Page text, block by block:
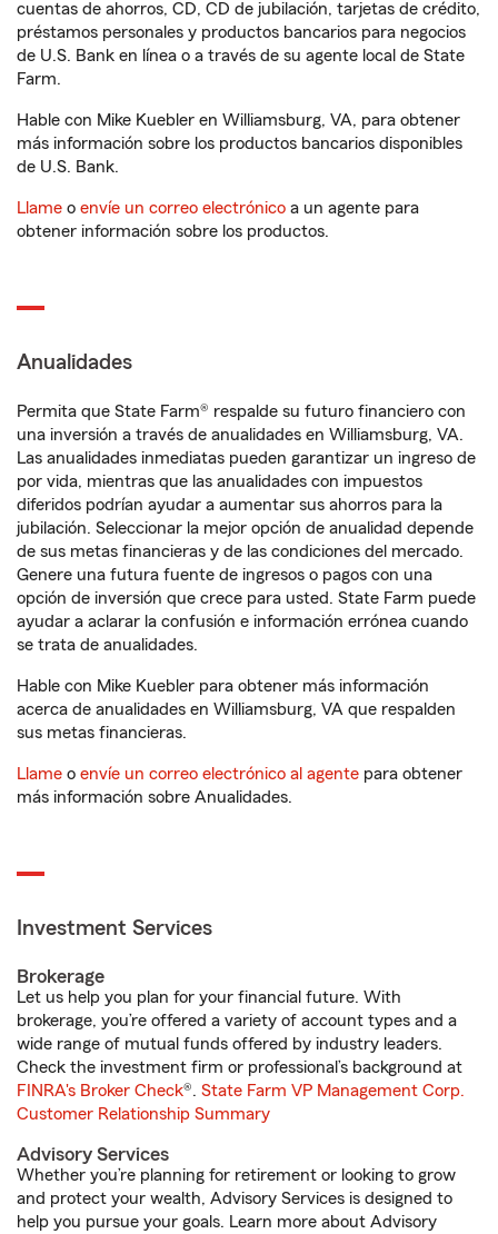
cuentas de ahorros, CD, CD de jubilación, tarjetas de crédito,
préstamos personales y productos bancarios para negocios
de U.S. Bank en línea o a través de su agente local de State
Farm.
Hable con Mike Kuebler en Williamsburg, VA, para obtener
más información sobre los productos bancarios disponibles
de U.S. Bank.
Llame o envíe un correo electrónico a un agente para
obtener información sobre los productos.
Anualidades
Permita que State Farm® respalde su futuro financiero con
una inversión a través de anualidades en Williamsburg, VA.
Las anualidades inmediatas pueden garantizar un ingreso de
por vida, mientras que las anualidades con impuestos
diferidos podrían ayudar a aumentar sus ahorros para la
jubilación. Seleccionar la mejor opción de anualidad depende
de sus metas financieras y de las condiciones del mercado.
Genere una futura fuente de ingresos o pagos con una
opción de inversión que crece para usted. State Farm puede
ayudar a aclarar la confusión e información errónea cuando
se trata de anualidades.
Hable con Mike Kuebler para obtener más información
acerca de anualidades en Williamsburg, VA que respalden
sus metas financieras.
Llame o envíe un correo electrónico al agente para obtener
más información sobre Anualidades.
Investment Services
Brokerage
Let us help you plan for your financial future. With
brokerage, you’re offered a variety of account types and a
wide range of mutual funds offered by industry leaders.
Check the investment firm or professional’s background at
FINRA's Broker Check®. State Farm VP Management Corp.
Customer Relationship Summary
Advisory Services
Whether you’re planning for retirement or looking to grow
and protect your wealth, Advisory Services is designed to
help you pursue your goals. Learn more about Advisory